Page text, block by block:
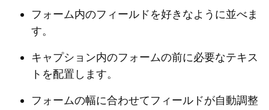
フォーム内のフィールドを好きなように並べま
す。
キャプション内のフォームの前に必要なテキス
トを配置します。
フォームの幅に合わせてフィールドが自動調整